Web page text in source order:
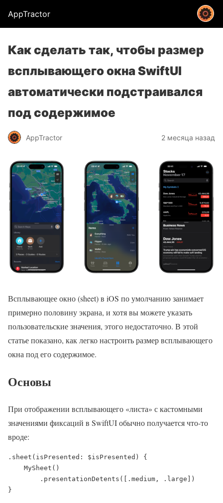
AppTractor
Как сделать так, чтобы размер
всплывающего окна SwiftUI
автоматически подстраивался
под содержимое
AppTractor 2 месяца назад
Всплывающее окно (sheet) в iOS по умолчанию занимает
примерно половину экрана, и хотя вы можете указать
пользовательские значения, этого недостаточно. В этой
статье показано, как легко настроить размер всплывающего
окна под его содержимое.
Основы
При отображении всплывающего «листа» с кастомными
значениями фиксаций в SwiftUI обычно получается что-то
вроде:
.sheet(isPresented: $isPresented) {
}